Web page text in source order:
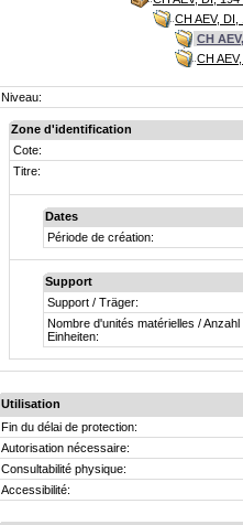
CH AEV,
CH
CH
Niveau:
Zone d'identification
Cote:
Titre:
Dates
Période de création:
Support
Support / Träger:
Nombre d'unités matérielles / Anzahl
Einheiten:
Utilisation
Fin du délai de protection:
Autorisation nécessaire:
Consultabilité physique:
Accessibilité: